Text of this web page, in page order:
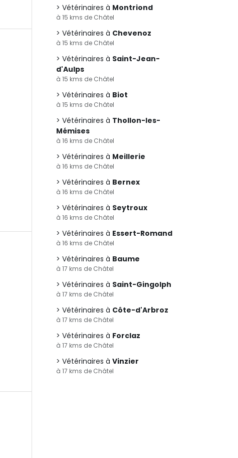
Vétérinaires à Montriond
à 15 kms de Châtel
Vétérinaires à Chevenoz
à 15 kms de Châtel
Vétérinaires à Saint-Jean-
d'Aulps
à 15 kms de Châtel
Vétérinaires à Biot
à 15 kms de Châtel
Vétérinaires à Thollon-les-
Mémises
à 16 kms de Châtel
Vétérinaires à Meillerie
à 16 kms de Châtel
Vétérinaires à Bernex
à 16 kms de Châtel
Vétérinaires à Seytroux
à 16 kms de Châtel
Vétérinaires à Essert-Romand
à 16 kms de Châtel
Vétérinaires à Baume
à 17 kms de Châtel
Vétérinaires à Saint-Gingolph
à 17 kms de Châtel
Vétérinaires à Côte-d'Arbroz
à 17 kms de Châtel
Vétérinaires à Forclaz
à 17 kms de Châtel
Vétérinaires à Vinzier
à 17 kms de Châtel